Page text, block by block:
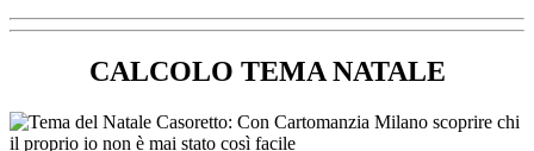
CALCOLO TEMA NATALE